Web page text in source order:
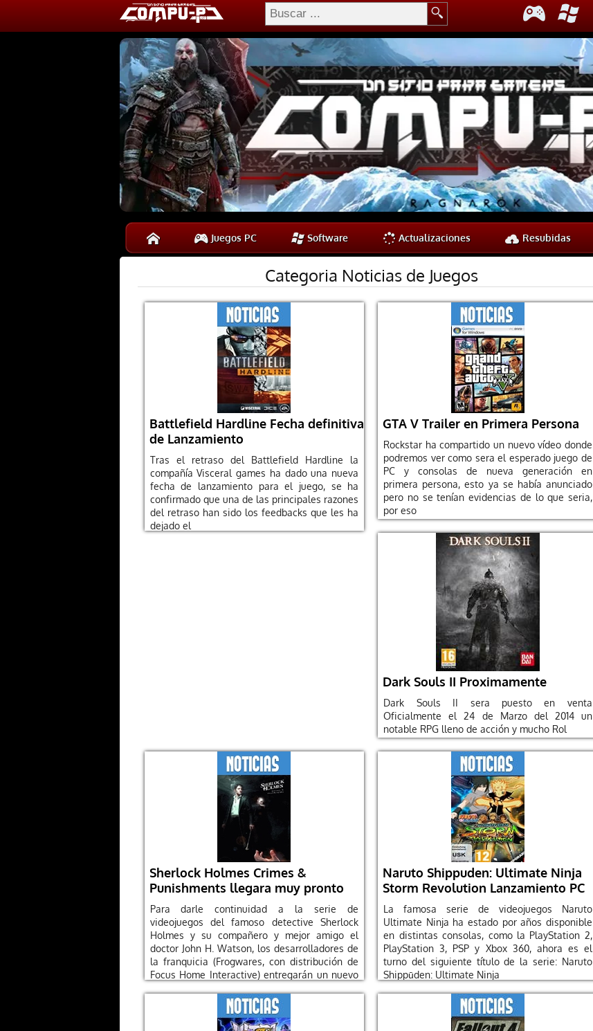
Juegos PC Software Actualizaciones Resubidas
Categoria Noticias de Juegos
Battlefield Hardline Fecha definitiva
de Lanzamiento
Tras el retraso del Battlefield Hardline la
compañía Visceral games ha dado una nueva
fecha de lanzamiento para el juego, se ha
confirmado que una de las principales razones
del retraso han sido los feedbacks que les ha
dejado el
GTA V Trailer en Primera Persona
Rockstar ha compartido un nuevo vídeo donde
podremos ver como sera el esperado juego de
PC y consolas de nueva generación en
primera persona, esto ya se había anunciado
pero no se tenían evidencias de lo que seria,
por eso
Dark Souls II Proximamente
Dark Souls II sera puesto en venta
Oficialmente el 24 de Marzo del 2014 un
notable RPG lleno de acción y mucho Rol
Sherlock Holmes Crimes &
Punishments llegara muy pronto
Para darle continuidad a la serie de
videojuegos del famoso detective Sherlock
Holmes y su compañero y mejor amigo el
doctor John H. Watson, los desarrolladores de
la franquicia (Frogwares, con distribución de
Focus Home Interactive) entregarán un nuevo
Naruto Shippuden: Ultimate Ninja
Storm Revolution Lanzamiento PC
La famosa serie de videojuegos Naruto
Ultimate Ninja ha estado por años disponible
en distintas consolas, como la PlayStation 2,
PlayStation 3, PSP y Xbox 360, ahora es el
turno del siguiente título de la serie: Naruto
Shippūden: Ultimate Ninja